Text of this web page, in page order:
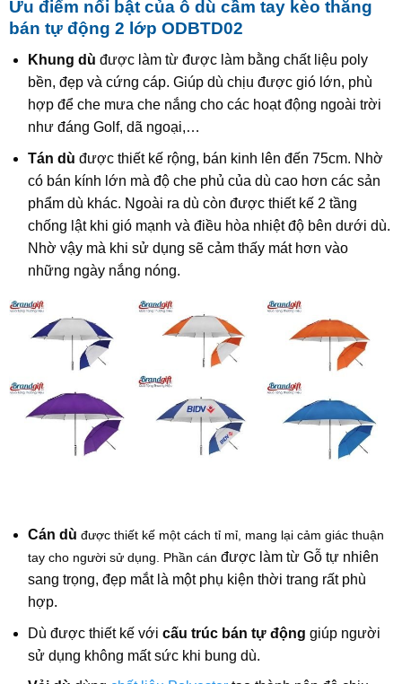
Ưu điểm nổi bật của ô dù cầm tay kèo thẳng
bán tự động 2 lớp ODBTD02
Khung dù được làm từ được làm bằng chất liệu poly
bền, đẹp và cứng cáp. Giúp dù chịu được gió lớn, phù
hợp để che mưa che nắng cho các hoạt động ngoài trời
như đáng Golf, dã ngoại,…
Tán dù được thiết kế rộng, bán kinh lên đến 75cm. Nhờ
có bán kính lớn mà độ che phủ của dù cao hơn các sản
phẩm dù khác. Ngoài ra dù còn được thiết kế 2 tầng
chống lật khi gió mạnh và điều hòa nhiệt độ bên dưới dù.
Nhờ vậy mà khi sử dụng sẽ cảm thấy mát hơn vào
những ngày nắng nóng.
Cán dù được thiết kế một cách tỉ mỉ, mang lại cảm giác thuận
tay cho người sử dụng. Phần cán được làm từ Gỗ tự nhiên
sang trọng, đẹp mắt là một phụ kiện thời trang rất phù
hợp.
Dù được thiết kế với cấu trúc bán tự động giúp người
sử dụng không mất sức khi bung dù.